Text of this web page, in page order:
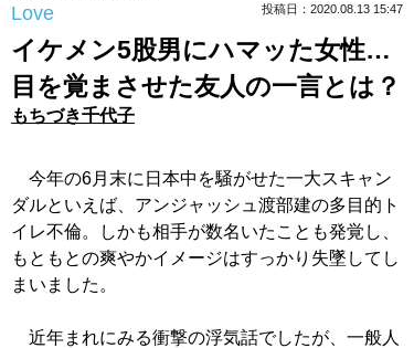
Love 投稿日：2020.08.13 15:47
イケメン5股男にハマッた女性…
目を覚まさせた友人の一言とは？
もちづき千代子
今年の6月末に日本中を騒がせた一大スキャン
ダルといえば、アンジャッシュ渡部建の多目的ト
イレ不倫。しかも相手が数名いたことも発覚し、
もともとの爽やかイメージはすっかり失墜してし
まいました。
近年まれにみる衝撃の浮気話でしたが、一般人